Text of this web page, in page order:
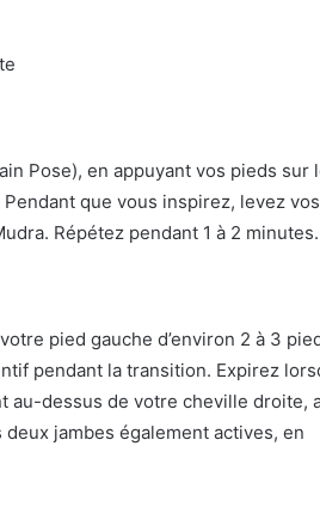
Pose), en appuyant vos pieds sur
que vous inspirez, levez vos
Répétez pendant 1 à 2 minutes.
pied gauche d’environ 2 à 3
pendant la transition. Expirez
au-dessus de votre cheville droite,
jambes également actives, en